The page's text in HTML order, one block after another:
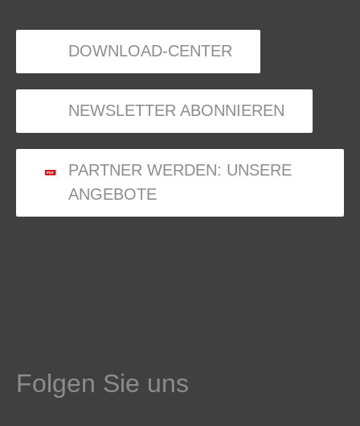
DOWNLOAD-CENTER
NEWSLETTER ABONNIEREN
PARTNER WERDEN: UNSERE
ANGEBOTE
Folgen Sie uns